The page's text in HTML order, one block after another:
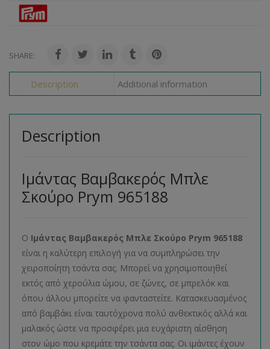
SHARE:
Description Additional information
Description
Ιμάντας Βαμβακερός Μπλε
Σκούρο Prym 965188
O Ιμάντας Βαμβακερός Μπλε Σκούρο Prym 965188
είναι η καλύτερη επιλογή για να συμπληρώσει την
χειροποίητη τσάντα σας. Μπορεί να χρησιμοποιηθεί
εκτός από χερούλια ώμου, σε ζώνες, σε μπρελόκ και
όπου άλλου μπορείτε να φανταστείτε. Κατασκευασμένος
από βαμβάκι είναι ταυτόχρονα πολύ ανθεκτικός αλλά και
μαλακός ώστε να προσφέρει μια ευχάριστη αίσθηση
στον ώμο που κρεμάτε την τσάντα σας. Οι ιμάντες έχουν